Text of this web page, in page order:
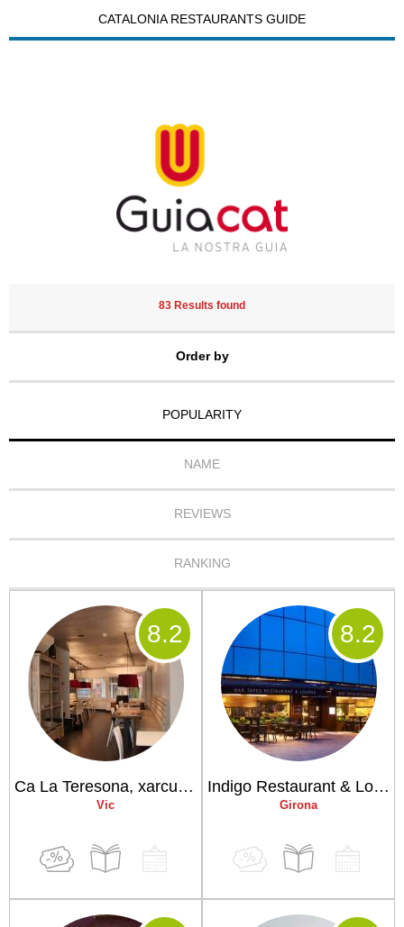
CATALONIA RESTAURANTS GUIDE
83 Results found
Order by
POPULARITY
NAME
REVIEWS
RANKING
Ca La Teresona, xarcuteria & restaurant
Vic
8.2
Indigo Restaurant & Lounge
Girona
8.2